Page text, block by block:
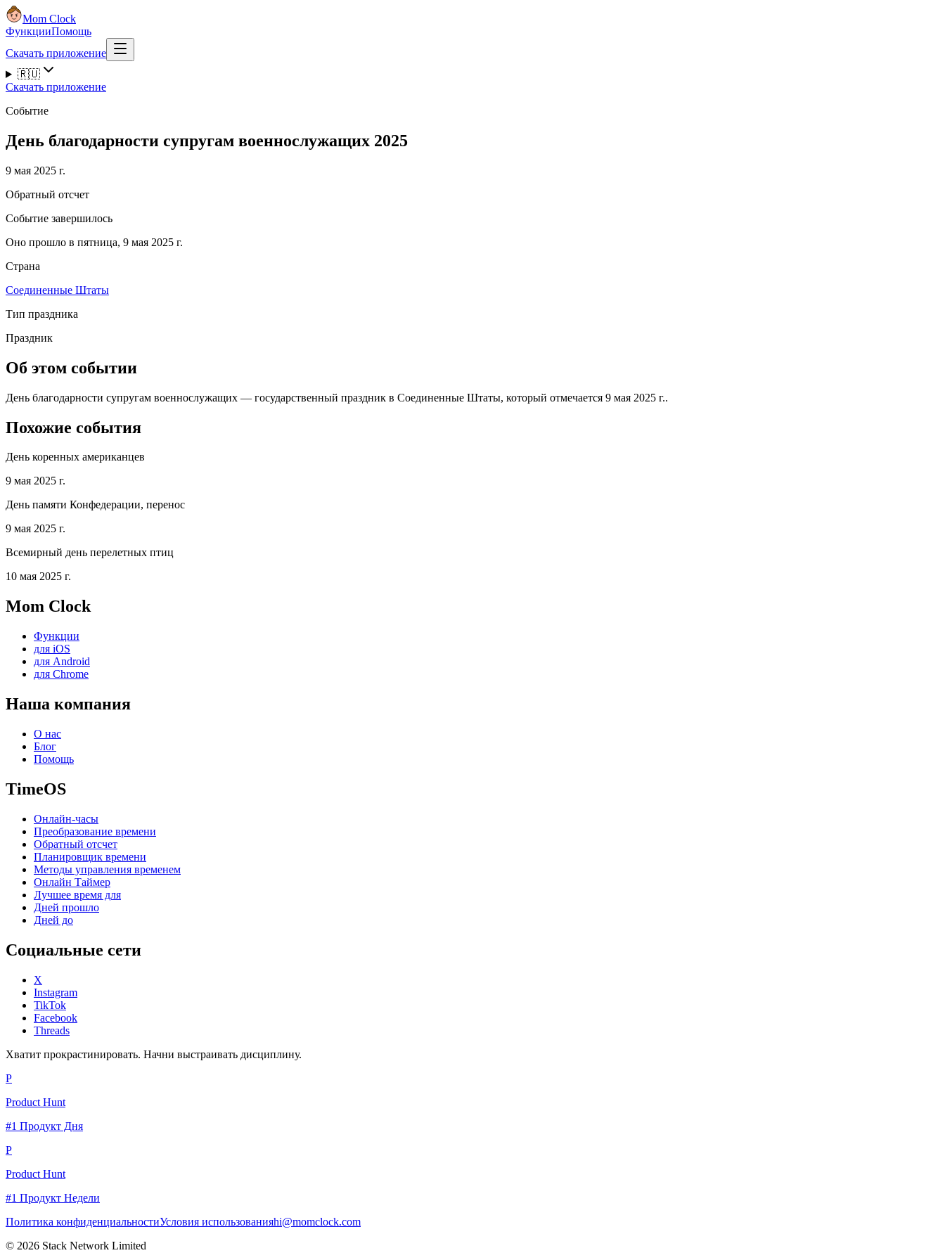
Mom Clock
ФункцииПомощь
Скачать приложение
🇷🇺
Скачать приложение
Событие
День благодарности супругам военнослужащих 2025
9 мая 2025 г.
Обратный отсчет
Событие завершилось
Оно прошло в пятница, 9 мая 2025 г.
Страна
Соединенные Штаты
Тип праздника
Праздник
Об этом событии
День благодарности супругам военнослужащих — государственный праздник в Соединенные Штаты, который отмечается 9 мая 2025 г..
Похожие события
День коренных американцев
9 мая 2025 г.
День памяти Конфедерации, перенос
9 мая 2025 г.
Всемирный день перелетных птиц
10 мая 2025 г.
Mom Clock
Функции
для iOS
для Android
для Chrome
Наша компания
О нас
Блог
Помощь
TimeOS
Онлайн-часы
Преобразование времени
Обратный отсчет
Планировщик времени
Методы управления временем
Онлайн Таймер
Лучшее время для
Дней прошло
Дней до
Социальные сети
X
Instagram
TikTok
Facebook
Threads
Хватит прокрастинировать. Начни выстраивать дисциплину.
P
Product Hunt
#1 Продукт Дня
P
Product Hunt
#1 Продукт Недели
Политика конфиденциальностиУсловия использованияhi@momclock.com
© 2026 Stack Network Limited